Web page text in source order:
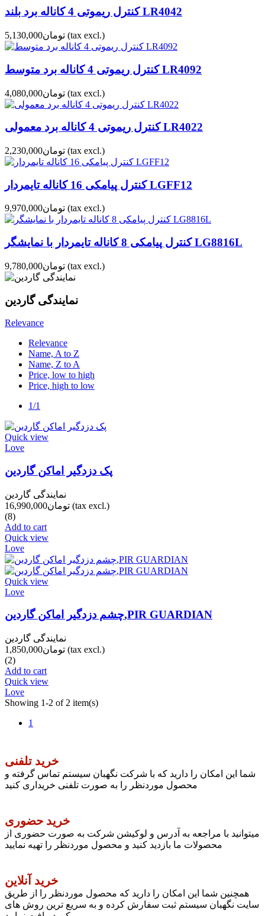
کنترل ریموتی 4 کاناله برد بلند LR4042
تومان5,130,000 (tax excl.)
کنترل ریموتی 4 کاناله برد متوسط LR4092
تومان4,080,000 (tax excl.)
کنترل ریموتی 4 کاناله برد معمولی LR4022
تومان2,230,000 (tax excl.)
کنترل پیامکی 16 کاناله تایمردار LGFF12
تومان9,970,000 (tax excl.)
کنترل پیامکی 8 کاناله تایمردار با نمایشگر LG8816L
تومان9,780,000 (tax excl.)
نمایندگی گاردین
Relevance
Relevance
Name, A to Z
Name, Z to A
Price, low to high
Price, high to low
1/1
Quick view
Love
پک دزدگیر اماکن گاردین
نمایندگی گاردین
تومان16,990,000 (tax excl.)
(8)
Add to cart
Quick view
Love
Quick view
Love
چشم دزدگیر اماکن گاردین,PIR GUARDIAN
نمایندگی گاردین
تومان1,850,000 (tax excl.)
(2)
Add to cart
Quick view
Love
Showing 1-2 of 2 item(s)
1
خرید تلفنی
شما این امکان را دارید که با شرکت نگهبان سیستم تماس گرفته و
محصول موردنظر را به صورت تلفنی خریداری کنید
خرید حضوری
میتوانید با مراجعه به آدرس و لوکیشن شرکت به صورت حضوری از
محصولات ما بازدید کنید و محصول موردنظر را تهیه نمایید
خرید آنلاین
همچنین شما این امکان را دارید که محصول موردنظر را از طریق
سایت نگهبان سیستم ثبت سفارش کرده و به سریع ترین روش های